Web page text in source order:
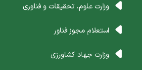
وزارت علوم، تحقیقات و فناوری
استعلام مجوز فناور
وزارت جهاد کشاورزی